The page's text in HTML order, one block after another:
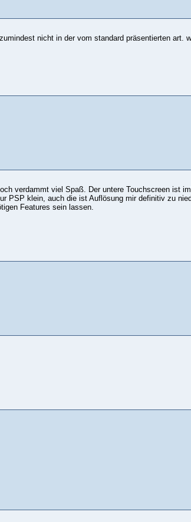
nicht in der vom standard präsentierten art.
verdammt viel Spaß. Der untere Touchscreen ist
PSP klein, auch die ist Auflösung mir definitiv zu
Features sein lassen.